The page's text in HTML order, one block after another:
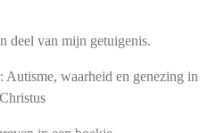
deel van mijn getuigenis.
waarheid en genezing in
Christus